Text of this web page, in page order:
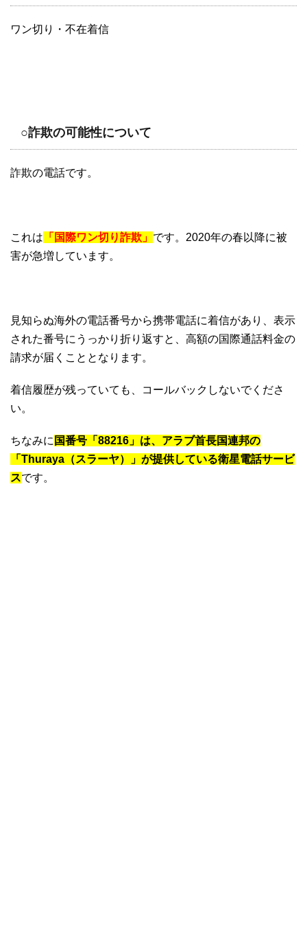
ワン切り・不在着信
○詐欺の可能性について
詐欺の電話です。
これは 「国際ワン切り詐欺」 です。2020年の春以降に被
害が急増しています。
見知らぬ海外の電話番号から携帯電話に着信があり、表示
された番号にうっかり折り返すと、高額の国際通話料金の
請求が届くこととなります。
着信履歴が残っていても、コールバックしないでくださ
い。
ちなみに 国番号「88216」は、アラブ首長国連邦の
「Thuraya（スラーヤ）」が提供している衛星電話サービ
スです。